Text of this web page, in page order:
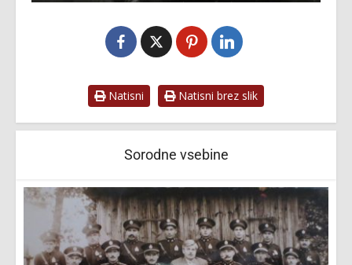
Natisni Natisni brez slik
Sorodne vsebine